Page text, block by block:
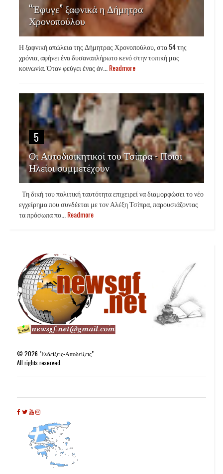
“Έφυγε” ξαφνικά η Δήμητρα
Χρονοπούλου
Η ξαφνική απώλεια της Δήμητρας Χρονοπούλου, στα 54 της
χρόνια, αφήνει ένα δυσαναπλήρωτο κενό στην τοπική μας
κοινωνία. Όταν φεύγει ένας άν... Readmore
5
Οι Αυτοδιοικητικοί του Τσίπρα - Ποιοι
Ηλείοι συμμετέχουν
Τη δική του πολιτική ταυτότητα επιχειρεί να διαμορφώσει το νέο
εγχείρημα που συνδέεται με τον Αλέξη Τσίπρα, παρουσιάζοντας
τα πρόσωπα πο... Readmore
©2026 "Ενδείξεις-Αποδείξεις"
All rights reserved.